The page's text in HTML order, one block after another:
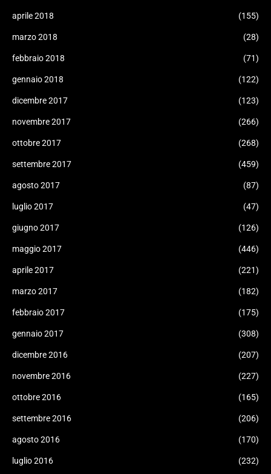
aprile 2018 (155)
marzo 2018 (28)
febbraio 2018 (71)
gennaio 2018 (122)
dicembre 2017 (123)
novembre 2017 (266)
ottobre 2017 (268)
settembre 2017 (459)
agosto 2017 (87)
luglio 2017 (47)
giugno 2017 (126)
maggio 2017 (446)
aprile 2017 (221)
marzo 2017 (182)
febbraio 2017 (175)
gennaio 2017 (308)
dicembre 2016 (207)
novembre 2016 (227)
ottobre 2016 (165)
settembre 2016 (206)
agosto 2016 (170)
luglio 2016 (232)